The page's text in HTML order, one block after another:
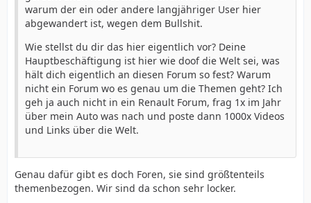
warum der ein oder andere langjähriger User hier
abgewandert ist, wegen dem Bullshit.
Wie stellst du dir das hier eigentlich vor? Deine
Hauptbeschäftigung ist hier wie doof die Welt sei, was
hält dich eigentlich an diesen Forum so fest? Warum
nicht ein Forum wo es genau um die Themen geht? Ich
geh ja auch nicht in ein Renault Forum, frag 1x im Jahr
über mein Auto was nach und poste dann 1000x Videos
und Links über die Welt.
Genau dafür gibt es doch Foren, sie sind größtenteils
themenbezogen. Wir sind da schon sehr locker.